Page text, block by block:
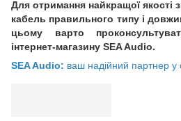
Для отримання найкращої якості
кабель правильного типу і
цьому варто
інтернет-магазину SEA Audio.
SEA Audio: ваш надійний партнер у